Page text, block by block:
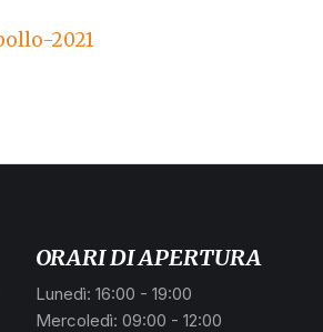
2021
ORARI DI APERTURA
Lunedì: 16:00 - 19:00
Mercoledì: 09:00 - 12:00